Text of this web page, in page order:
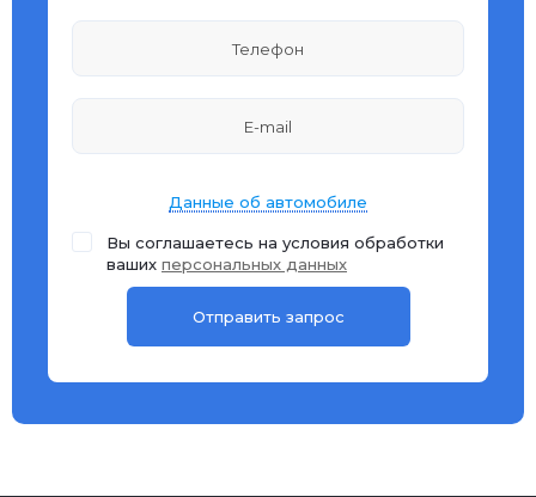
Данные об автомобиле
Вы соглашаетесь на условия обработки
ваших персональных данных